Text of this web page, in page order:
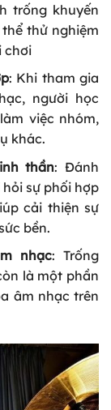
trống khuyến
thử nghiệm
chơi
: Khi tham gia
người học
việc nhóm,
khác.
thần: Đánh
sự phối hợp
cải thiện sự
bền.
nhạc: Trống
là một phần
âm nhạc trên